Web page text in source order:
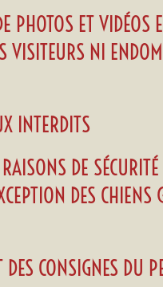
PHOTOS ET
VISITEURS NI
INTERDITS
DE
DES CHIENS
DES CONSIGNES DU